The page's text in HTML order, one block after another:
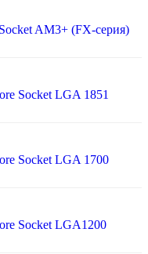
AM3+ (FX-серия)
Socket LGA 1851
Socket LGA 1700
Socket LGA1200